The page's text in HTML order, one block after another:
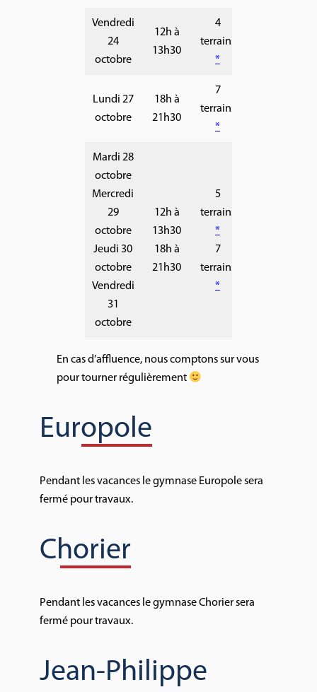
Vendredi
24
octobre
12h à
13h30
4
terrains
*
Lundi 27
octobre
18h à
21h30
7
terrains
*
Mardi 28
octobre
Mercredi
29
octobre
Jeudi 30
octobre
Vendredi
31
octobre
12h à
13h30
18h à
21h30
5
terrains
*
7
terrains
*
En cas d’affluence, nous comptons sur vous
pour tourner régulièrement
Europole
Pendant les vacances le gymnase Europole sera
fermé pour travaux.
Chorier
Pendant les vacances le gymnase Chorier sera
fermé pour travaux.
Jean-Philippe